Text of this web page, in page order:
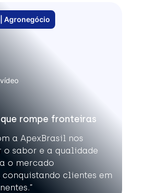
Agronegócio
rompe fronteiras
a ApexBrasil nos
o sabor e a qualidade
o mercado
clientes em